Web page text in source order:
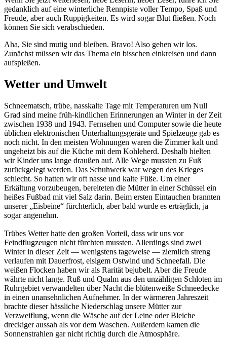
gedanklich auf eine winterliche Rennpiste voller Tempo, Spaß und
Freude, aber auch Ruppigkeiten. Es wird sogar Blut fließen. Noch
können Sie sich verabschieden.
Aha, Sie sind mutig und bleiben. Bravo! Also gehen wir los.
Zunächst müssen wir das Thema ein bisschen einkreisen und dann
aufspießen.
Wetter und Umwelt
Schneematsch, trübe, nasskalte Tage mit Temperaturen um Null
Grad sind meine früh-kindlichen Erinnerungen an Winter in der Zeit
zwischen 1938 und 1943. Fernsehen und Computer sowie die heute
üblichen elektronischen Unterhaltungsgeräte und Spielzeuge gab es
noch nicht. In den meisten Wohnungen waren die Zimmer kalt und
ungeheizt bis auf die Küche mit dem Kohleherd. Deshalb hielten
wir Kinder uns lange draußen auf. Alle Wege mussten zu Fuß
zurückgelegt werden. Das Schuhwerk war wegen des Krieges
schlecht. So hatten wir oft nasse und kalte Füße. Um einer
Erkältung vorzubeugen, bereiteten die Mütter in einer Schüssel ein
heißes Fußbad mit viel Salz darin. Beim ersten Eintauchen brannten
unserer Eisbeine
fürchterlich, aber bald wurde es erträglich, ja
sogar angenehm.
Trübes Wetter hatte den großen Vorteil, dass wir uns vor
Feindflugzeugen nicht fürchten mussten. Allerdings sind zwei
Winter in dieser Zeit — wenigstens tageweise — ziemlich streng
verlaufen mit Dauerfrost, eisigem Ostwind und Schneefall. Die
weißen Flocken haben wir als Rarität bejubelt. Aber die Freude
währte nicht lange. Ruß und Qualm aus den unzähligen Schloten im
Ruhrgebiet verwandelten über Nacht die blütenweiße Schneedecke
in einen unansehnlichen Aufnehmer. In der wärmeren Jahreszeit
brachte dieser hässliche Niederschlag unsere Mütter zur
Verzweiflung, wenn die Wäsche auf der Leine oder Bleiche
dreckiger aussah als vor dem Waschen. Außerdem kamen die
Sonnenstrahlen gar nicht richtig durch die Atmosphäre.